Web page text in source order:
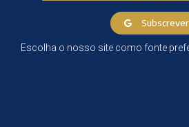
Subscrever
Escolha o nosso site como fonte